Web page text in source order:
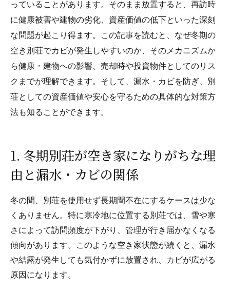
っていることがあります。そのまま放置すると、再訪時
に健康被害や建物の劣化、資産価値の低下といった深刻
な問題が起こり得ます。この記事を読むと、なぜ冬期の
空き別荘でカビが発生しやすいのか、そのメカニズムか
ら健康・建物への影響、売却時や投資物件としてのリス
クまでが理解できます。そして、漏水・カビを防ぎ、別
荘としての資産価値や安心を守るための具体的な対策方
法も知ることができます。
1. 冬期別荘が空き家になりがちな理
由と漏水・カビの関係
冬の間、別荘を使用せず長期間不在にするケースは少な
くありません。特に寒冷地に位置する別荘では、雪や寒
さによって訪問頻度が下がり、管理が行き届かなくなる
傾向があります。このような空き家状態が続くと、漏水
や結露が発生しても気付かずに放置され、カビが広がる
原因になります。